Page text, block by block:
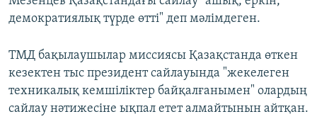
демократиялық түрде өтті" деп мәлімдеген.
ТМД бақылаушылар миссиясы Қазақстанда өткен
кезектен тыс президент сайлауында "жекелеген
техникалық кемшіліктер байқалғанымен" олардың
сайлау нәтижесіне ықпал етет алмайтынын айтқан.